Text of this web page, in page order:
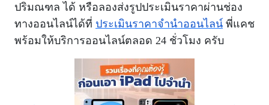
ปริมณฑล ได้ หรือลองส่งรูปประเมินราคาผ่านช่อง
ทางออนไลน์ได้ที่ ประเมินราคาจำนำออนไลน์ พี่แคช
พร้อมให้บริการออนไลน์ตลอด 24 ชั่วโมง ครับ